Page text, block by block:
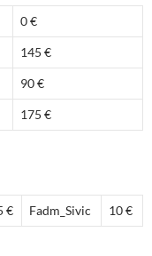
0 €
145 €
90 €
175 €
€ Fadm_Sivic 10 €